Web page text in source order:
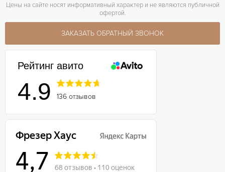
Цены на сайте носят информативный характер и не являются публичной
офертой.
ЗАКАЗАТЬ ОБРАТНЫЙ ЗВОНОК
Рейтинг авито
4.9 136 отзывов